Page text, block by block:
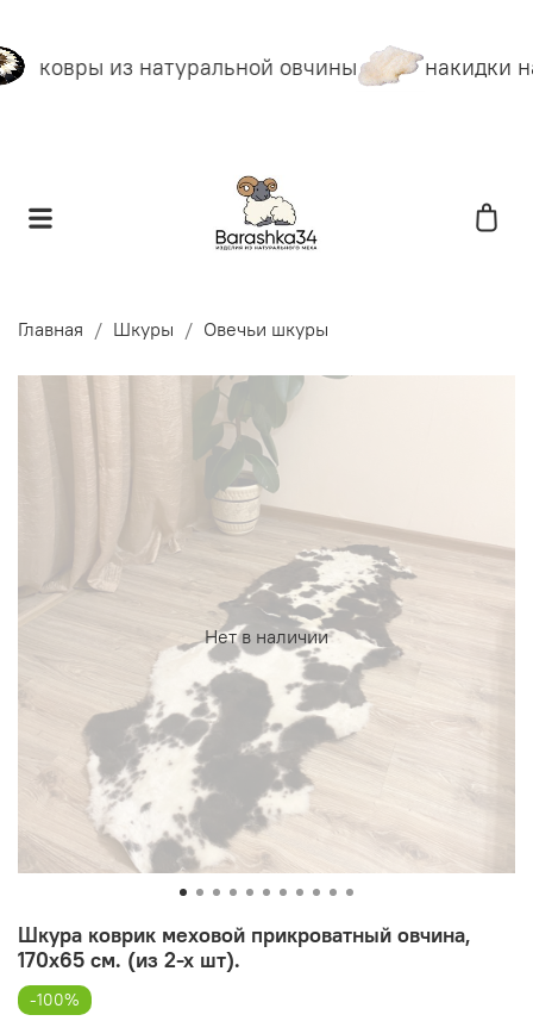
ковры из натуральной овчины накидки
Главная Шкуры Овечьи шкуры
Нет в наличии
Шкура коврик меховой прикроватный овчина,
170х65 см. (из 2-х шт).
-100%